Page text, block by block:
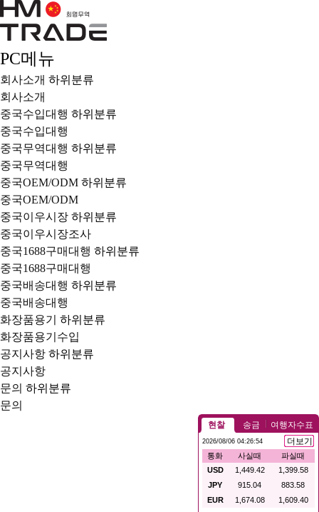
PC메뉴
회사소개 하위분류
회사소개
중국수입대행 하위분류
중국수입대행
중국무역대행 하위분류
중국무역대행
중국OEM/ODM 하위분류
중국OEM/ODM
중국이우시장 하위분류
중국이우시장조사
중국1688구매대행 하위분류
중국1688구매대행
중국배송대행 하위분류
중국배송대행
화장품용기
하위분류
화장품용기수입
공지사항 하위분류
공지사항
문의 하위분류
문의